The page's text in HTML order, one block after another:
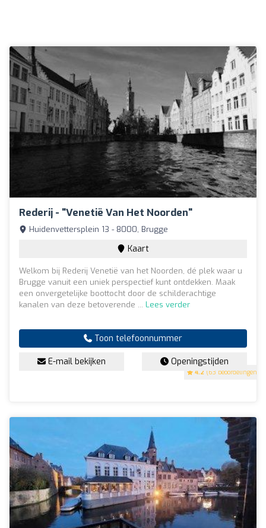
Rederij - "Venetië Van Het Noorden"
4.2 (63 beoordelingen)
Huidenvettersplein 13 - 8000, Brugge
Kaart
Welkom bij Rederij Venetië van het Noorden, dé plek waar u
Brugge vanuit een uniek perspectief kunt ontdekken. Maak
een onvergetelijke boottocht door de schilderachtige
kanalen van deze betoverende ... Lees verder
Toon telefoonnummer
E-mail bekijken Openingstijden